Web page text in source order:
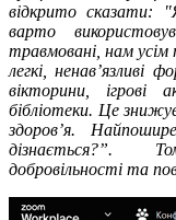
відкрито сказати:
варто
травмовані, нам
легкі, ненав’язливі
вікторини, ігрові
бібліотеки. Це
здоров’я.
дізнається?”.
добровільності та